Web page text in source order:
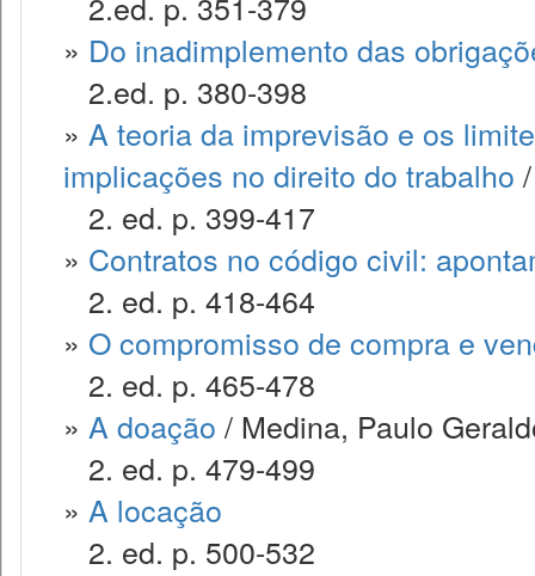
» Do inadimplemento das
2.ed. p. 380-398
» A teoria da imprevisão e os
implicações no direito do trabalho
2. ed. p. 399-417
» Contratos no código civil:
2. ed. p. 418-464
» O compromisso de compra e
2. ed. p. 465-478
» A doação / Medina, Paulo
2. ed. p. 479-499
» A locação
2. ed. p. 500-532